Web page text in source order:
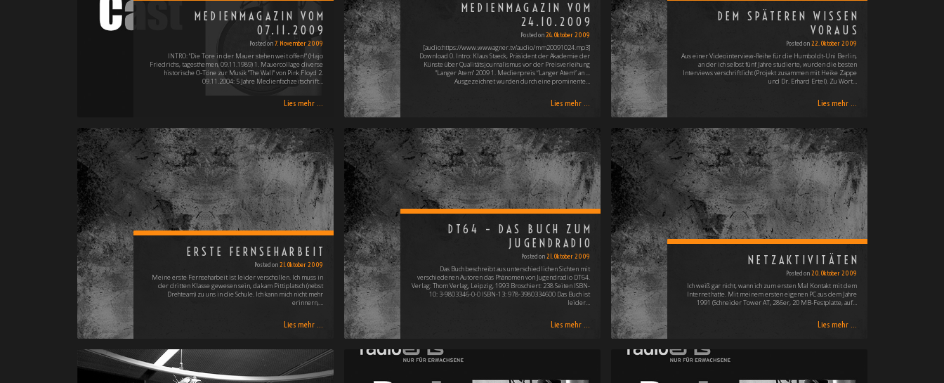
MEDIENMAGAZIN VOM
07.11.2009
Posted on7. November 2009
INTRO: "Die Tore in der Mauer stehen weit offen!" (Hajo
Friedrichs, tagesthemen, 09.11.1989) 1. Mauercollage diverse
historische O-Töne zur Musik "The Wall" von Pink Floyd 2.
09.11.2004: 5 Jahre Medienfachzeitschrift…
Lies mehr ...
MEDIENMAGAZIN VOM
24.10.2009
Posted on24. Oktober 2009
[audio:https://www.wwwagner.tv/audio/mm20091024.mp3]
Download 0. Intro: Klaus Staeck, Präsident der Akademie der
Künste über Qualitätsjournalismus vor der Preisverleihung
"Langer Atem" 2009 1. Medienpreis “Langer Atem” an ...
Ausgezeichnet wurden durch eine prominente…
Lies mehr ...
DEM SPÄTEREN WISSEN
VORAUS
Posted on22. Oktober 2009
Aus einer Videointerview-Reihe für die Humboldt-Uni Berlin,
an der ich selbst fünf Jahre studierte, wurden die besten
Interviews verschriftlicht (Projekt zusammen mit Heike Zappe
und Dr. Erhard Ertel). Zu Wort…
Lies mehr ...
ERSTE FERNSEHARBEIT
Posted on21. Oktober 2009
Meine erste Fernseharbeit ist leider verschollen. Ich muss in
der dritten Klasse gewesen sein, da kam Pittiplatsch (nebst
Drehteam) zu uns in die Schule. Ich kann mich nicht mehr
erinnern,…
Lies mehr ...
DT64 – DAS BUCH ZUM
JUGENDRADIO
Posted on21. Oktober 2009
Das Buch beschreibt aus unterschiedlichen Sichten mit
verschiedenen Autoren das Phänomen von Jugendradio DT64.
Verlag: Thom Verlag, Leipzig, 1993 Broschiert: 238 Seiten ISBN-
10: ‎3-9803346-0-0 ISBN-13: ‎978-3980334600 Das Buch ist
leider…
Lies mehr ...
NETZAKTIVITÄTEN
Posted on20. Oktober 2009
Ich weiß gar nicht, wann ich zum ersten Mal Kontakt mit dem
Internet hatte. Mit meinem ersten eigenen PC aus dem Jahre
1991 (Schneider Tower AT, 286er, 20 MB-Festplatte, auf…
Lies mehr ...